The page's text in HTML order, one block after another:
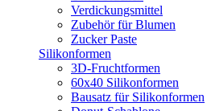
Verdickungsmittel
Zubehör für Blumen
Zucker Paste
Silikonformen
3D-Fruchtformen
60x40 Silikonformen
Bausatz für Silikonformen